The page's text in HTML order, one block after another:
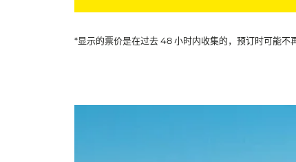
*显示的票价是在过去 48 小时内收集的，预订时可能不